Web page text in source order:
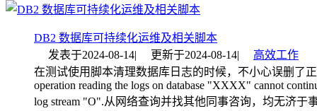
DB2 数据库可持续化运维及相关脚本
发表于2024-08-14| 更新于2024-08-14|
高效工作
在测试使用脚本清理数据库日志的时候，不小心误删了
operation reading the logs on database "XXXX" cannot
log stream "O".从网络查询并找其他同事咨询，均无济